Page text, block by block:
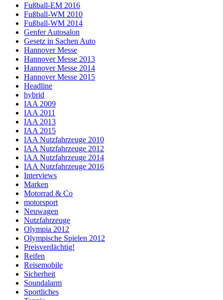
Fußball-EM 2016
Fußball-WM 2010
Fußball-WM 2014
Genfer Autosalon
Gesetz in Sachen Auto
Hannover Messe
Hannover Messe 2013
Hannover Messe 2014
Hannover Messe 2015
Headline
hybrid
IAA 2009
IAA 2011
IAA 2013
IAA 2015
IAA Nutzfahrzeuge 2010
IAA Nutzfahrzeuge 2012
IAA Nutzfahrzeuge 2014
IAA Nutzfahrzeuge 2016
Interviews
Marken
Motorrad & Co
motorsport
Neuwagen
Nutzfahrzeuge
Olympia 2012
Olympische Spielen 2012
Preisverdächtig!
Reifen
Reisemobile
Sicherheit
Soundalarm
Sportliches